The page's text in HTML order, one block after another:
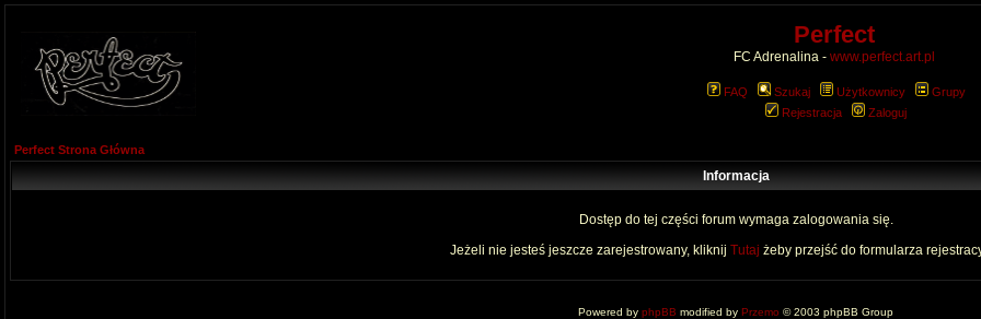
Perfect
FC Adrenalina - www.perfect.art.pl
FAQ Szukaj Użytkownicy
Grupy
Rejestracja
Zaloguj
Perfect Strona Główna
Informacja
Dostęp do tej części forum wymaga zalogowania się.
Jeżeli nie jesteś jeszcze zarejestrowany, kliknij Tutaj żeby przejść do formularza
Powered by phpBB modified by Przemo © 2003 phpBB Group